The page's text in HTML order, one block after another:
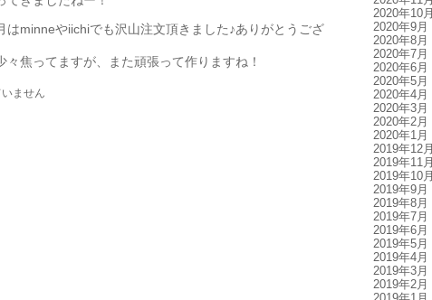
はminneやiichiでも沢山注文頂きました♪ありがとうござ
々焦ってますが、また頑張って作りますね！
ません
2020年10月
2020年9月
2020年8月
2020年7月
2020年6月
2020年5月
2020年4月
2020年3月
2020年2月
2020年1月
2019年12月
2019年11月
2019年10月
2019年9月
2019年8月
2019年7月
2019年6月
2019年5月
2019年4月
2019年3月
2019年2月